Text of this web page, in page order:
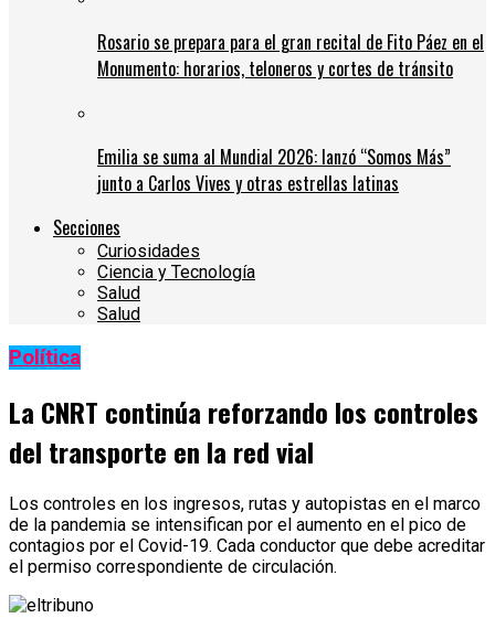
Rosario se prepara para el gran recital de Fito Páez en el
Monumento: horarios, teloneros y cortes de tránsito
Emilia se suma al Mundial 2026: lanzó “Somos Más”
junto a Carlos Vives y otras estrellas latinas
Secciones
Curiosidades
Ciencia y Tecnología
Salud
Salud
Política
La CNRT continúa reforzando los controles
del transporte en la red vial
Los controles en los ingresos, rutas y autopistas en el marco
de la pandemia se intensifican por el aumento en el pico de
contagios por el Covid-19. Cada conductor que debe acreditar
el permiso correspondiente de circulación.